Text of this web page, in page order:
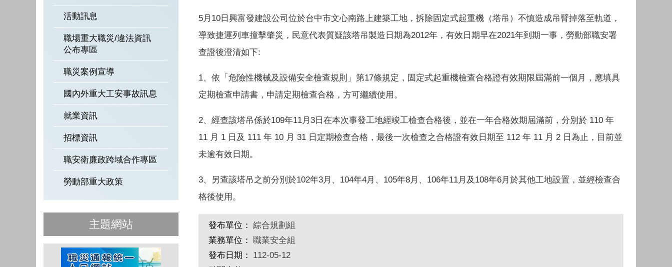
活動訊息
職場重大職災/違法資訊
公布專區
職災案例宣導
國內外重大工安事故訊息
就業資訊
招標資訊
職安衛廉政跨域合作專區
勞動部重大政策
主題網站
5月10日興富發建設公司位於台中市文心南路上建築工地，拆除固定式起重機（塔吊）不慎造成吊臂掉落至軌道，
導致捷運列車撞擊肇災，民意代表質疑該塔吊製造日期為2012年，有效日期早在2021年到期一事，勞動部職安署
查證後澄清如下:
1、依「危險性機械及設備安全檢查規則」第17條規定，固定式起重機檢查合格證有效期限屆滿前一個月，應填具
定期檢查申請書，申請定期檢查合格，方可繼續使用。
2、經查該塔吊係於109年11月3日在本次事發工地經竣工檢查合格後，並在一年合格效期屆滿前，分別於 110 年
11 月 1 日及 111 年 10 月 31 日定期檢查合格，最後一次檢查之合格證有效日期至 112 年 11 月 2 日為止，目前並
未逾有效日期。
3、另查該塔吊之前分別於102年3月、104年4月、105年8月、106年11月及108年6月於其他工地設置，並經檢查合
格後使用。
發布單位： 綜合規劃組
業務單位： 職業安全組
發布日期：
112-05-12